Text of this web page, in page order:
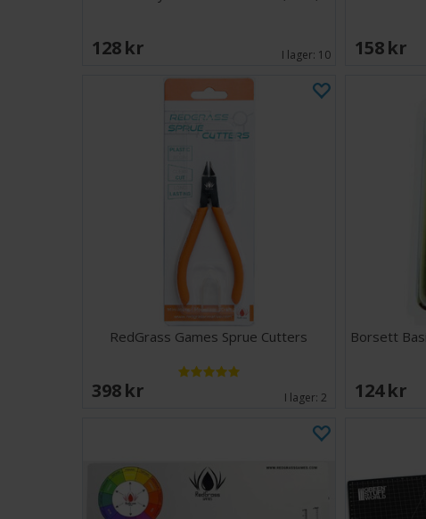
128 SEK I lager: 10 158 SEK
RedGrass Games Sprue Cutters
398 SEK I lager:2
Borsett
124 SEK